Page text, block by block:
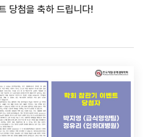
당첨을 축하 드립니다!